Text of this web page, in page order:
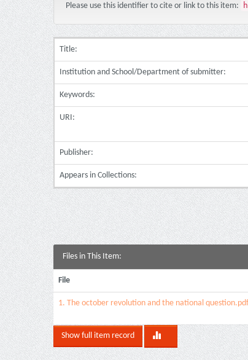
Please use this identifier to cite or link to this item:
Title:
Institution and School/Department of submitter:
Keywords:
URI:
Publisher:
Appears in Collections:
Files in This Item:
File
1. The october revolution and the national question.pdf
Show full item record